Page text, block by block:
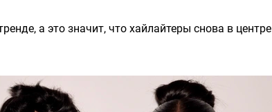
а это значит, что хайлайтеры снова в центре